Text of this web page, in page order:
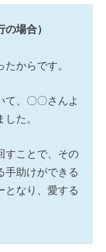
場合）
からです。
て、〇〇さんよ
た。
すことで、その
手助けができる
となり、愛する